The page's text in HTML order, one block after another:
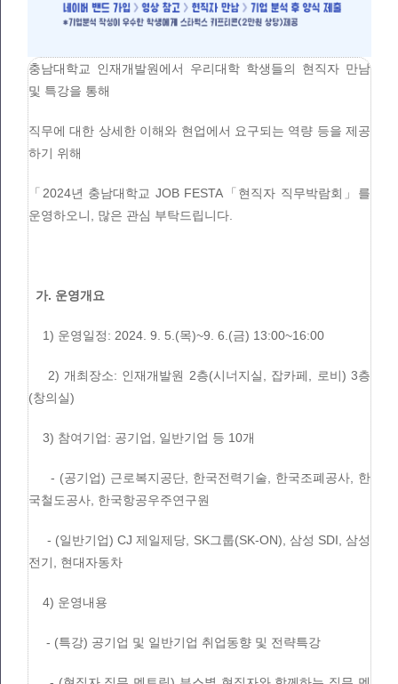
충남대학교 인재개발원에서 우리대학 학생들의 현직자 만남
및 특강을 통해
직무에 대한 상세한 이해와 현업에서 요구되는 역량 등을 제공
하기 위해
「2024년 충남대학교 JOB FESTA「현직자 직무박람회」를
운영하오니, 많은 관심 부탁드립니다.
가. 운영개요
1) 운영일정: 2024. 9. 5.(목)~9. 6.(금) 13:00~16:00
2) 개최장소: 인재개발원 2층(시너지실, 잡카페, 로비) 3층
(창의실)
3) 참여기업: 공기업, 일반기업 등 10개
- (공기업) 근로복지공단, 한국전력기술, 한국조폐공사, 한
국철도공사, 한국항공우주연구원
- (일반기업) CJ 제일제당, SK그룹(SK-ON), 삼성 SDI, 삼성
전기, 현대자동차
4) 운영내용
- (특강) 공기업 및 일반기업 취업동향 및 전략특강